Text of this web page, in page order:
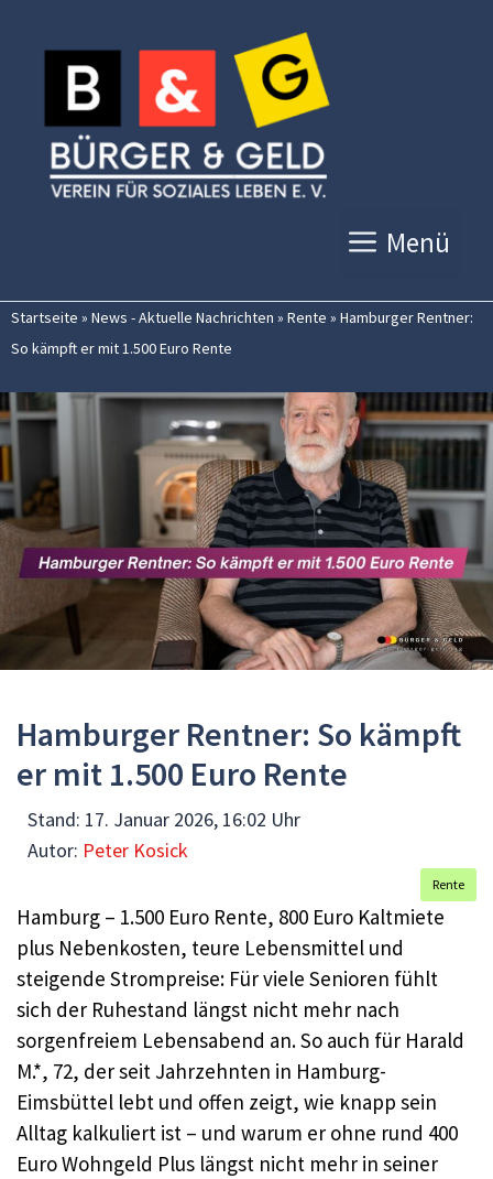
Inhalt
springen
Menü
Startseite » News - Aktuelle Nachrichten » Rente » Hamburger Rentner:
So kämpft er mit 1.500 Euro Rente
Hamburger Rentner: So kämpft
er mit 1.500 Euro Rente
Stand: 17. Januar 2026, 16:02 Uhr
Autor: Peter Kosick
Rente
Hamburg – 1.500 Euro Rente, 800 Euro Kaltmiete
plus Nebenkosten, teure Lebensmittel und
steigende Strompreise: Für viele Senioren fühlt
sich der Ruhestand längst nicht mehr nach
sorgenfreiem Lebensabend an. So auch für Harald
M.*, 72, der seit Jahrzehnten in Hamburg-
Eimsbüttel lebt und offen zeigt, wie knapp sein
Alltag kalkuliert ist – und warum er ohne rund 400
Euro Wohngeld Plus längst nicht mehr in seiner